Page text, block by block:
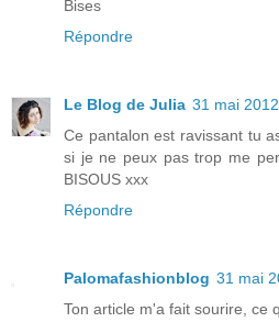
Bises
Répondre
Le Blog de Julia 31 mai
Ce pantalon est ravissant tu
si je ne peux pas trop me
BISOUS xxx
Répondre
Palomafashionblog 31 mai
Ton article m'a fait sourire, ce